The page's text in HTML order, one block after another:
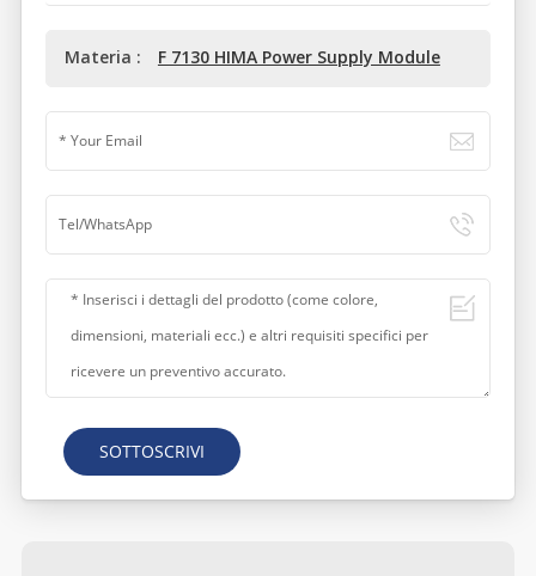
Materia : F 7130 HIMA Power Supply Module
SOTTOSCRIVI